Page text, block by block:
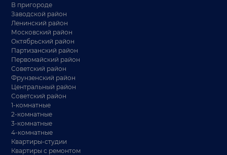
В пригороде
Заводской район
Ленинский район
Московский район
Октябрьский район
Партизанский район
Первомайский район
Советский район
Фрунзенский район
Центральный район
Советский район
1-комнатные
2-комнатные
3-комнатные
4-комнатные
Квартиры-студии
Квартиры с ремонтом